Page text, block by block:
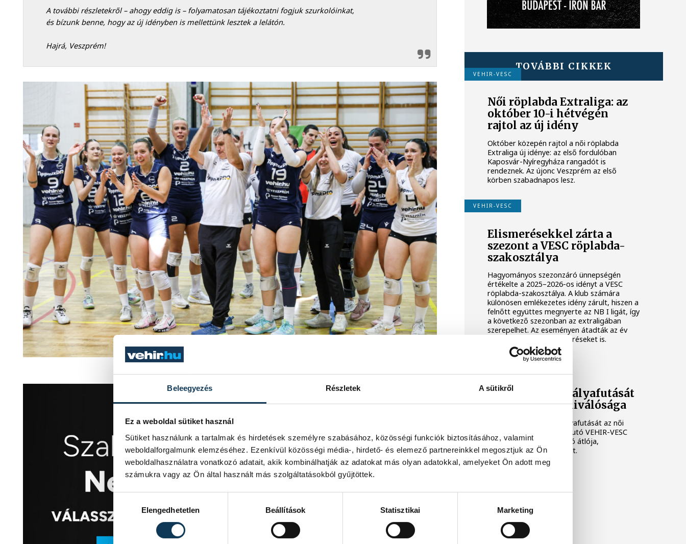
Beleegyezés Részletek A sütikről
Ez a weboldal sütiket használ
Sütiket használunk a tartalmak és hirdetések személyre szabásához, közösségi funkciók biztosításához, valamint
weboldalforgalmunk elemzéséhez. Ezenkívül közösségi média-, hirdető- és elemező partnereinkkel megosztjuk az Ön
weboldalhasználatra vonatkozó adatait, akik kombinálhatják az adatokat más olyan adatokkal, amelyeket Ön adott meg
számukra vagy az Ön által használt más szolgáltatásokból gyűjtöttek.
Elengedhetetlen
Beállítások Statisztikai Marketing
A további részletekről – ahogy eddig is – folyamatosan tájékoztatni fogjuk szurkolóinkat,
és bízunk benne, hogy az új idényben is mellettünk lesztek a lelátón.
Hajrá, Veszprém!
Osztályt válthat a bajnokcsapat
TOVÁBBI CIKKEK
VEHIR-VESC
Női röplabda Extraliga: az
október 10-i hétvégén
rajtol az új idény
Október közepén rajtol a női röplabda
Extraliga új idénye: az első fordulóban
Kaposvár-Nyíregyháza rangadót is
rendeznek. Az újonc Veszprém az első
körben szabadnapos lesz.
VEHIR-VESC
Elismerésekkel zárta a
szezont a VESC röplabda-
szakosztálya
Hagyományos szezonzáró ünnepségén
értékelte a 2025–2026-os idényt a VESC
röplabda-szakosztálya. A klub számára
különösen emlékezetes idény zárult, hiszen a
felnőtt együttes megnyerte az NB I ligát, így
a következő szezonban az extraligában
szerepelhet. Az eseményen átadták az év
legjobbjainak járó elismeréseket is.
Befejezi aktív pályafutását
a VEHIR-VESC kiválósága
Befejezi aktív játékospályafutását az női
röplabda extraligába feljutó VEHIR-VESC
korábbi válogatott feladó átlója,
Szerencsés-Miklai Zsanett.